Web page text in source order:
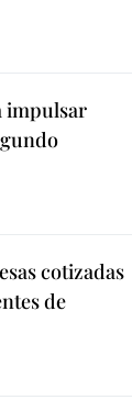
impulsar
cotizadas
de